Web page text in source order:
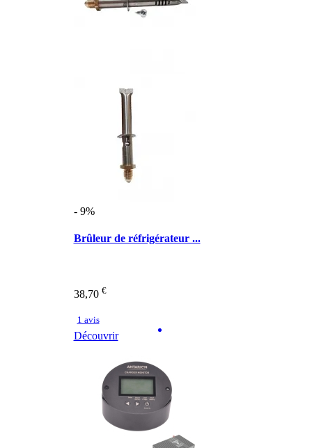
- 9%
Brûleur de réfrigérateur ...
38,70 €
1 avis
Découvrir